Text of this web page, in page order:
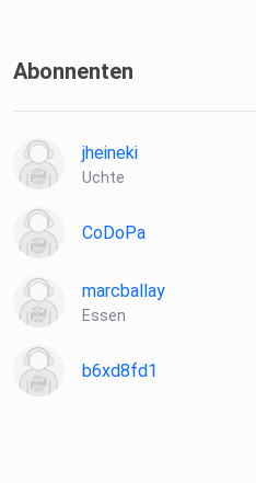
Abonnenten
jheineki
Uchte
CoDoPa
marcballay
Essen
b6xd8fd1